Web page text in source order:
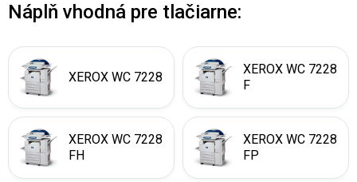
Náplň vhodná pre tlačiarne:
XEROX WC 7228
XEROX WC 7228
F
XEROX WC 7228
FH
XEROX WC 7228
FP